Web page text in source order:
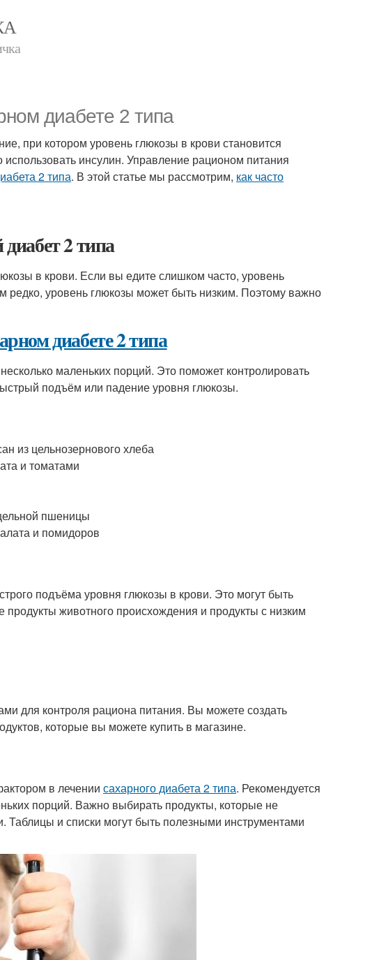
диабете 2 типа
при котором уровень глюкозы в крови становится
инсулин. Управление рационом питания
2 типа. В этой статье мы рассмотрим, как часто
2 типа
в крови. Если вы едите слишком часто, уровень
уровень глюкозы может быть низким. Поэтому важно
диабете 2 типа
маленьких порций. Это поможет контролировать
подъём или падение уровня глюкозы.
из цельнозернового хлеба
и томатами
пшеницы
и помидоров
подъёма уровня глюкозы в крови. Это могут быть
животного происхождения и продукты с низким
для контроля рациона питания. Вы можете создать
которые вы можете купить в магазине.
в лечении сахарного диабета 2 типа. Рекомендуется
порций. Важно выбирать продукты, которые не
и списки могут быть полезными инструментами